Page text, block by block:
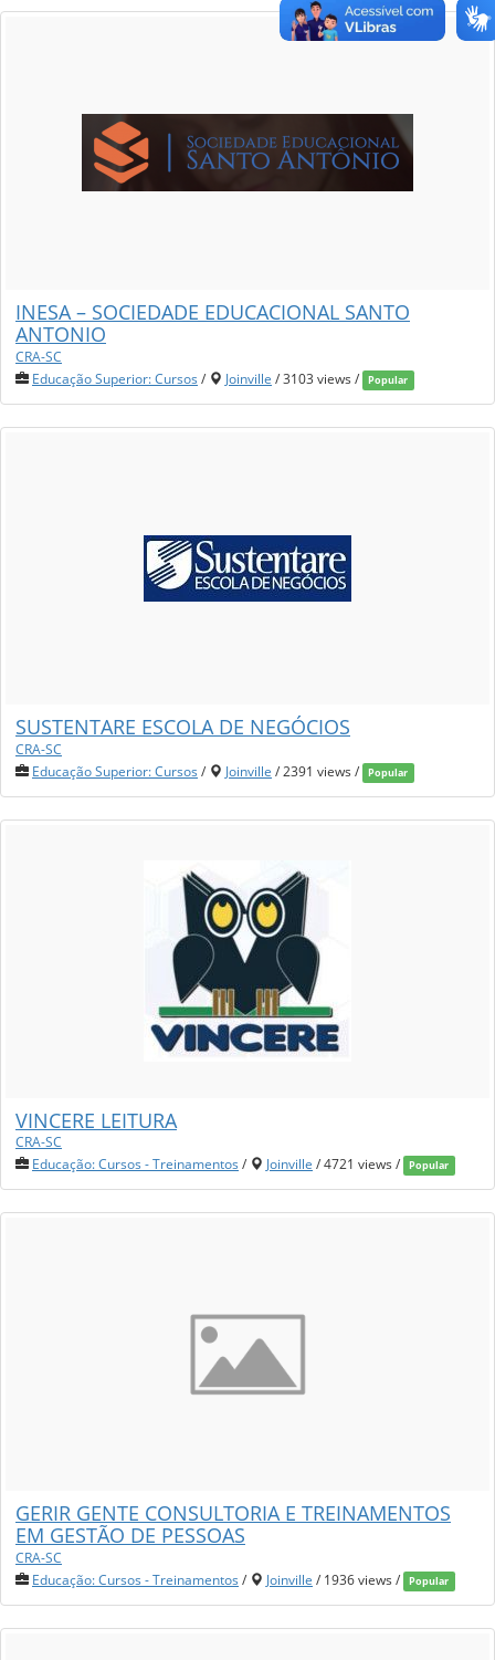
INESA – SOCIEDADE EDUCACIONAL SANTO
ANTONIO
CRA-SC
Educação Superior: Cursos / Joinville / 3103 views / Popular
SUSTENTARE ESCOLA DE NEGÓCIOS
CRA-SC
Educação Superior: Cursos / Joinville / 2391 views / Popular
VINCERE LEITURA
CRA-SC
Educação: Cursos - Treinamentos / Joinville / 4721 views / Popular
GERIR GENTE CONSULTORIA E TREINAMENTOS
EM GESTÃO DE PESSOAS
CRA-SC
Educação: Cursos - Treinamentos / Joinville / 1936 views / Popular